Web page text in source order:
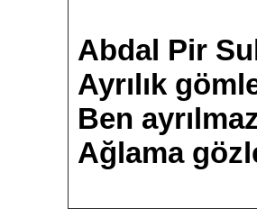
Abdal Pir
Ayrılık
Ben
Ağlama